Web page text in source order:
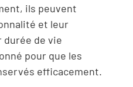
ils peuvent
et leur
durée de vie
pour que les
efficacement.